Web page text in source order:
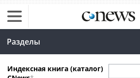
Разделы
Индексная книга (каталог)